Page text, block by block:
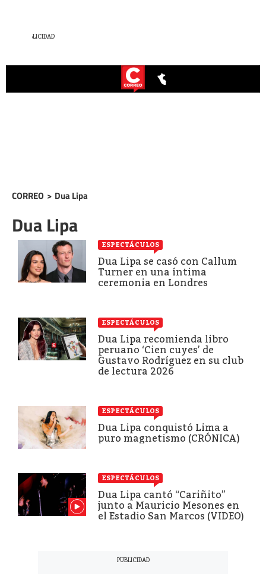
CORREO > Dua Lipa
Dua Lipa
ESPECTÁCULOS
Dua Lipa se casó con Callum
Turner en una íntima
ceremonia en Londres
ESPECTÁCULOS
Dua Lipa recomienda libro
peruano ‘Cien cuyes’ de
Gustavo Rodríguez en su club
de lectura 2026
ESPECTÁCULOS
Dua Lipa conquistó Lima a
puro magnetismo (CRÓNICA)
ESPECTÁCULOS
Dua Lipa cantó “Cariñito”
junto a Mauricio Mesones en
el Estadio San Marcos (VIDEO)